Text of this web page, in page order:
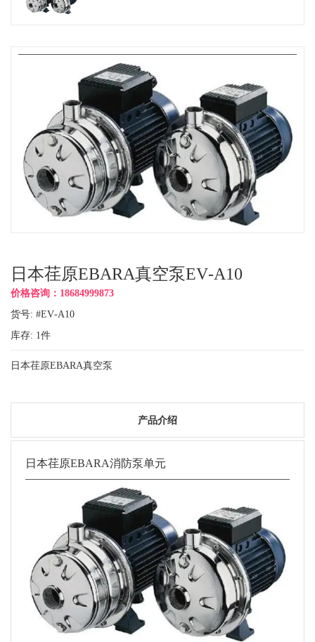
日本荏原EBARA真空泵EV‑A10
价格咨询：18684999873
货号: #EV‑A10
库存: 1 件
日本荏原EBARA真空泵
产品介绍
日本荏原EBARA消防泵单元